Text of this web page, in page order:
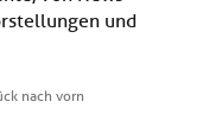
und
nach vorn